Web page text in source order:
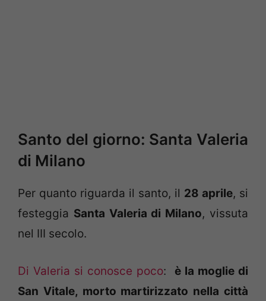
Santo del giorno: Santa Valeria
di Milano
Per quanto riguarda il santo, il 28 aprile, si
festeggia Santa Valeria di Milano, vissuta
nel III secolo.
Di Valeria si conosce poco:
è la moglie di
San Vitale, morto martirizzato nella città